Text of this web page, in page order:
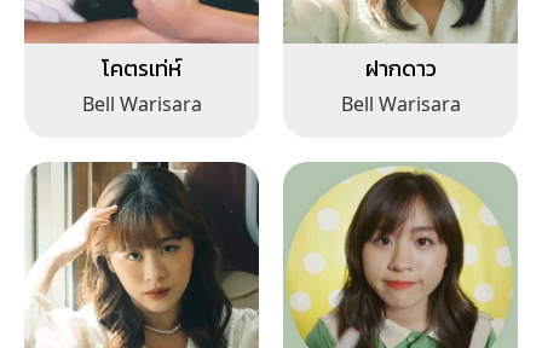
โคตรเท่ห์
Bell Warisara
ฝากดาว
Bell Warisara